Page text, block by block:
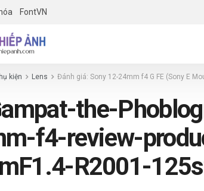
FontVN
kiện Lens Đánh giá: Sony 12-24mm f4 G FE (Sony E
the-
f4-review-
R2001-